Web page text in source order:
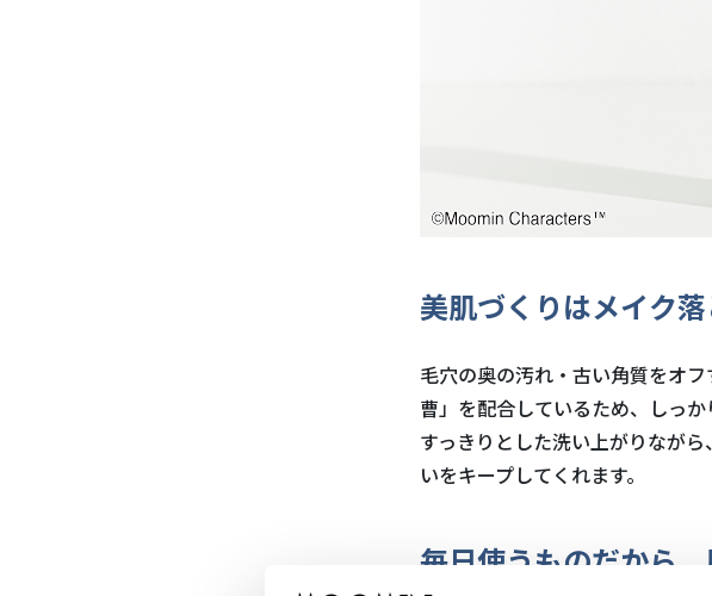
美肌づくりはメイク
毛穴の奥の汚れ・古い角質をオ
曹」を配合しているため、しっ
すっきりとした洗い上がりなが
いをキープしてくれます。
毎日使うものだから、